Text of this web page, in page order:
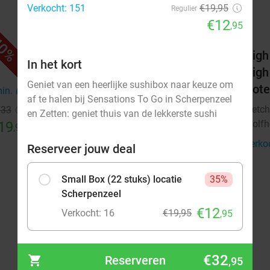
directions_car
,90
Wolfheze
8 min.directions_car
Verkocht: 13.519 Regulier €39
Verkocht: 151
Regulier €19,95
€12,95
In het kort
Geniet van een heerlijke sushibox naar keuze om
af te halen bij Sensations To Go in Scherpenzeel
en Zetten: geniet thuis van de lekkerste sushi
Reserveer jouw deal
Small Box (22 stuks) locatie
Scherpenzeel
35%
Verkocht: 16 €19,95 €12,95
Small Box (22 stuks) locatie
35%
Reserveren €32,95